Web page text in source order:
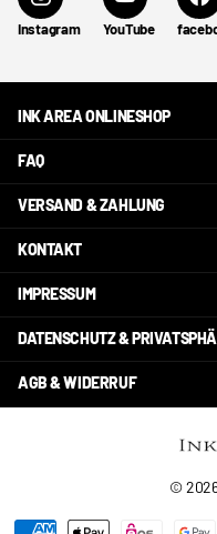
Instagram YouTube
INK AREA ONLINESHOP
FAQ
VERSAND & ZAHLUNG
KONTAKT
IMPRESSUM
DATENSCHUTZ &
AGB & WIDERRUF
©